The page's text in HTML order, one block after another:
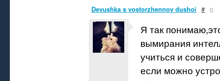
Devushka s vostorzhennoy dushoi # 0
Я так
вымирания
учиться и
если можно